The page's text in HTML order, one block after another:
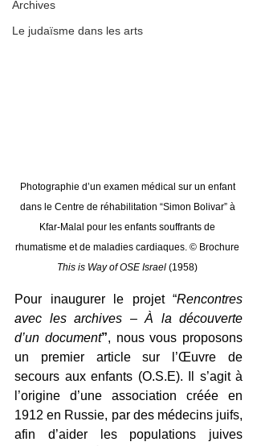
Archives
Le judaïsme dans les arts
Photographie d’un examen médical sur un enfant
dans le Centre de réhabilitation “Simon Bolivar” à
Kfar-Malal pour les enfants souffrants de
rhumatisme et de maladies cardiaques. © Brochure
This is Way of OSE Israel (1958)
Pour inaugurer le projet “Rencontres
avec les archives – À la découverte
d’un document”, nous vous proposons
un premier article sur l’Œuvre de
secours aux enfants (O.S.E). Il s’agit à
l’origine d’une association créée en
1912 en Russie, par des médecins juifs,
afin d’aider les populations juives